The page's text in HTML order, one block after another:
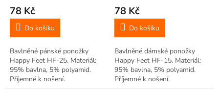
78 Kč
Do košíku
Bavlněné pánské ponožky
Happy Feet HF-25. Materiál:
95% bavlna, 5% polyamid.
Příjemné k nošení.
78 Kč
Do košíku
Bavlněné dámské ponožky
Happy Feet HF-15. Materiál:
95% bavlna, 5% polyamid.
Příjemné k nošení.